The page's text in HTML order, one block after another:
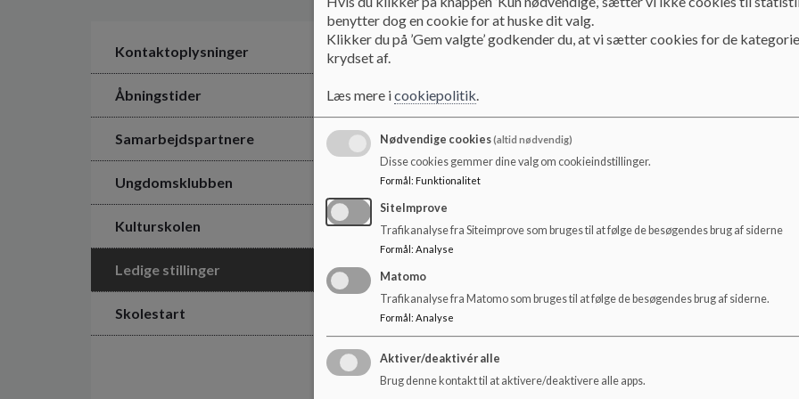
Kontaktoplysninger
Åbningstider
Samarbejdspartnere
Ungdomsklubben
Kulturskolen
Ledige stillinger
Skolestart
Kontakt Ledige stillinger
Ledige stillinger
Ledige stillinger vil blive slået op via Skanderborg
Seher
benytter dog en cookie for at huske dit valg.
Klikker du på ’Gem valgte’ godkender du, at vi sætter cookies for de
krydset af.
Læs mere icookiepolitik.
Nødvendige cookies(altid nødvendig)
Disse cookies gemmer dine valg om cookieindstillinger.
Formål : Funktionalitet
SiteImprove
Trafikanalyse fra Siteimprove som bruges til at følge de besøgendes brug af siderne
Formål : Analyse
Matomo
Trafikanalyse fra Matomo som bruges til at følge de besøgendes brug af siderne.
Formål: Analyse
Aktiver/deaktivér alle
Brug denne kontakt til at aktivere/deaktivere alle apps.